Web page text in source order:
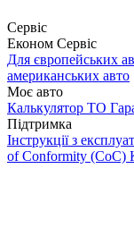
Сервіс
Економ Сервіс
Для європейських
американських авто
Моє авто
Калькулятор ТО
Підтримка
Інструкції з
of Conformity (CoC)